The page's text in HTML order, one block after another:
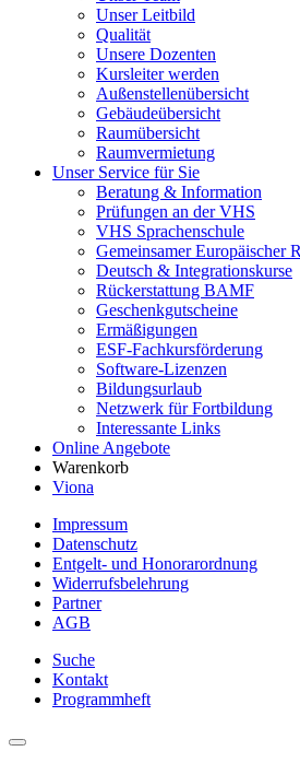
Unser Leitbild
Qualität
Unsere Dozenten
Kursleiter werden
Außenstellenübersicht
Gebäudeübersicht
Raumübersicht
Raumvermietung
Unser Service für Sie
Beratung & Information
Prüfungen an der VHS
VHS Sprachenschule
Gemeinsamer Europäischer
Deutsch & Integrationskurse
Rückerstattung BAMF
Geschenkgutscheine
Ermäßigungen
ESF-Fachkursförderung
Software-Lizenzen
Bildungsurlaub
Netzwerk für Fortbildung
Interessante Links
Online Angebote
Warenkorb
Viona
Impressum
Datenschutz
Entgelt- und Honorarordnung
Widerrufsbelehrung
Partner
AGB
Suche
Kontakt
Programmheft